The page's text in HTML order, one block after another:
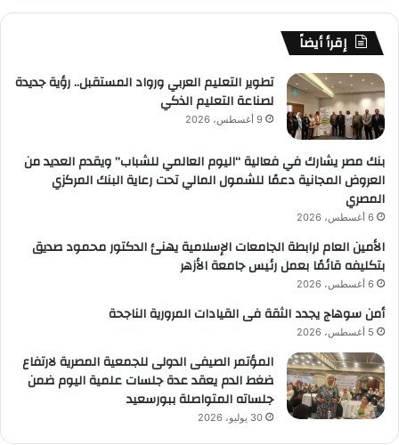
إقرأ أيضاً
تطوير التعليم العربي ورواد المستقبل.. رؤية جديدة
لصناعة التعليم الذكي
9 أغسطس، 2026
بنك مصر يشارك في فعالية “اليوم العالمي للشباب” ويقدم العديد من
العروض المجانية دعمًا للشمول المالي تحت رعاية البنك المركزي
المصري
6 أغسطس، 2026
الأمين العام لرابطة الجامعات الإسلامية يهنئ الدكتور محمود صديق
بتكليفه قائمًا بعمل رئيس جامعة الأزهر
6 أغسطس، 2026
أمن سوهاج يجدد الثقة فى القيادات المرورية الناجحة
5 أغسطس، 2026
المؤتمر الصيفى الدولى للجمعية المصرية لارتفاع
ضغط الدم يعقد عدة جلسات علمية اليوم ضمن
جلساته المتواصلة ببورسعيد
30 يوليو، 2026